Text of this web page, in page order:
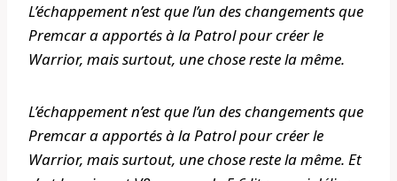
L’échappement n’est que l’un des changements que
Premcar a apportés à la Patrol pour créer le
Warrior, mais surtout, une chose reste la même.
L’échappement n’est que l’un des changements que
Premcar a apportés à la Patrol pour créer le
Warrior, mais surtout, une chose reste la même. Et